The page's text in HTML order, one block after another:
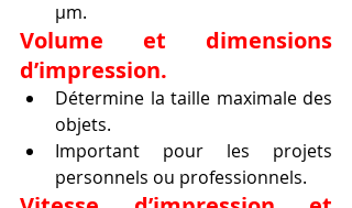
µm.
Volume et dimensions
d’impression.
Détermine la taille maximale des
objets.
Important pour les projets
personnels ou professionnels.